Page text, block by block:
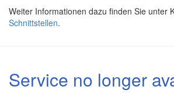
Weiter Informationen dazu finden Sie unter
Schnittstellen.
Service no longer